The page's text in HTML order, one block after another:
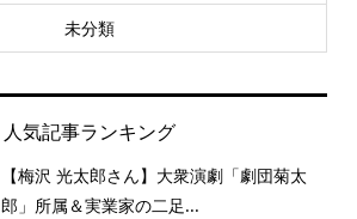
未分類
人気記事ランキング
【梅沢 光太郎さん】大衆演劇「劇団菊太
郎」所属＆実業家の二足...